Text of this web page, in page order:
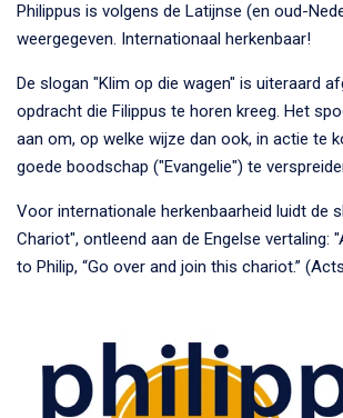
Philippus is volgens de Latijnse (en oud-
weergegeven. Internationaal herkenbaar!
De slogan "Klim op die wagen" is uiteraard
opdracht die Filippus te horen kreeg. Het
aan om, op welke wijze dan ook, in actie te
goede boodschap ("Evangelie") te
Voor internationale herkenbaarheid luidt de
Chariot", ontleend aan de Engelse vertaling: "
to Philip, “Go over and join this chariot.”